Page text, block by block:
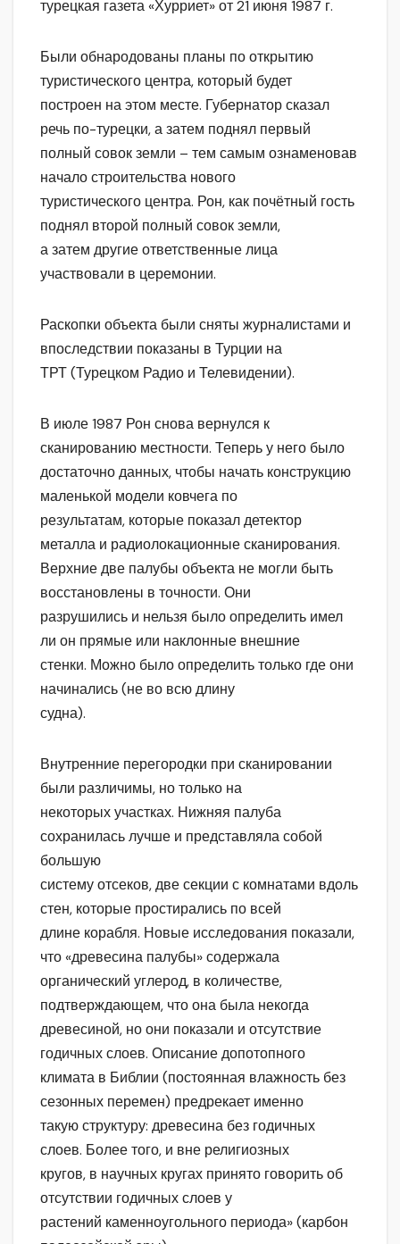
турецкая газета «Хурриет» от 21 июня 1987 г.
Были обнародованы планы по открытию
туристического центра, который будет
построен на этом месте. Губернатор сказал
речь по-турецки, а затем поднял первый
полный совок земли – тем самым ознаменовав
начало строительства нового
туристического центра. Рон, как почётный гость
поднял второй полный совок земли,
а затем другие ответственные лица
участвовали в церемонии.
Раскопки объекта были сняты журналистами и
впоследствии показаны в Турции на
ТРТ (Турецком Радио и Телевидении).
В июле 1987 Рон снова вернулся к
сканированию местности. Теперь у него было
достаточно данных, чтобы начать конструкцию
маленькой модели ковчега по
результатам, которые показал детектор
металла и радиолокационные сканирования.
Верхние две палубы объекта не могли быть
восстановлены в точности. Они
разрушились и нельзя было определить имел
ли он прямые или наклонные внешние
стенки. Можно было определить только где они
начинались (не во всю длину
судна).
Внутренние перегородки при сканировании
были различимы, но только на
некоторых участках. Нижняя палуба
сохранилась лучше и представляла собой
большую
систему отсеков, две секции с комнатами вдоль
стен, которые простирались по всей
длине корабля. Новые исследования показали,
что «древесина палубы» содержала
органический углерод, в количестве,
подтверждающем, что она была некогда
древесиной, но они показали и отсутствие
годичных слоев. Описание допотопного
климата в Библии (постоянная влажность без
сезонных перемен) предрекает именно
такую структуру: древесина без годичных
слоев. Более того, и вне религиозных
кругов, в научных кругах принято говорить об
отсутствии годичных слоев у
растений каменноугольного периода» (карбон